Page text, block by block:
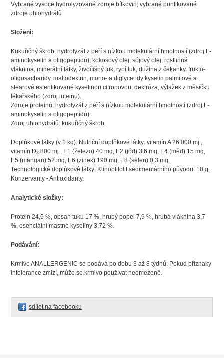
Vybrané vysoce hydrolyzované zdroje bílkovin; vybrané purifikované
zdroje uhlohydrátů.
Složení:
Kukuřičný škrob, hydrolyzát z peří s nízkou molekulární hmotností (zdroj L-
aminokyselin a oligopeptidů), kokosový olej, sójový olej, rostlinná
vláknina, minerální látky, živočišný tuk, rybí tuk, dužina z čekanky, frukto-
oligosacharidy, maltodextrin, mono- a diglyceridy kyselin palmitové a
stearové esterifikované kyselinou citronovou, dextróza, výtažek z měsíčku
lékařského (zdroj luteinu).
Zdroje proteinů: hydrolyzát z peří s nízkou molekulární hmotností (zdroj L-
aminokyselin a oligopeptidů).
Zdroj uhlohydrátů: kukuřičný škrob.
Doplňkové látky (v 1 kg): Nutriční doplňkové látky: vitamín A 26 000 mj.,
vitamín D3 800 mj., E1 (železo) 40 mg, E2 (jód) 3,6 mg, E4 (měď) 15 mg,
E5 (mangan) 52 mg, E6 (zinek) 190 mg, E8 (selen) 0,3 mg.
Technologické doplňkové látky: Klinoptilolit sedimentárního původu: 10 g.
Konzervanty - Antioxidanty.
Analytické složky:
Protein 24,6 %, obsah tuku 17 %, hrubý popel 7,9 %, hrubá vláknina 3,7
%, esenciální mastné kyseliny 3,72 %.
Podávání:
Krmivo ANALLERGENIC se podává po dobu 3 až 8 týdnů. Pokud příznaky
intolerance zmizí, může se krmivo používat neomezeně.
sdílet na facebooku